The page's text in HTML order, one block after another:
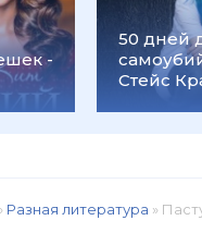
-
50 дней
Стейс
Разная литература » Пастушок из Гокулы - А.Ч.